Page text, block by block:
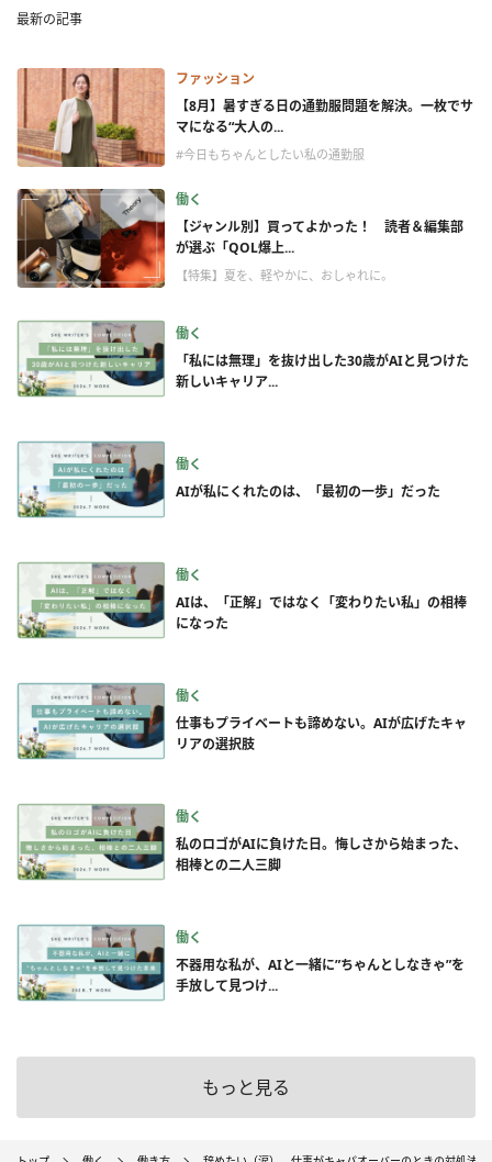
最新の記事
ファッション
【8月】暑すぎる日の通勤服問題を解決。一枚でサ
マになる“大人の...
#今日もちゃんとしたい私の通勤服
働く
【ジャンル別】買ってよかった！ 読者＆編集部
が選ぶ「QOL爆上...
【特集】夏を、軽やかに、おしゃれに。
働く
「私には無理」を抜け出した30歳がAIと見つけた
新しいキャリア...
働く
AIが私にくれたのは、「最初の一歩」だった
働く
AIは、「正解」ではなく「変わりたい私」の相棒
になった
働く
仕事もプライベートも諦めない。AIが広げたキャ
リアの選択肢
働く
私のロゴがAIに負けた日。悔しさから始まった、
相棒との二人三脚
働く
不器用な私が、AIと一緒に”ちゃんとしなきゃ”を
手放して見つけ...
もっと見る